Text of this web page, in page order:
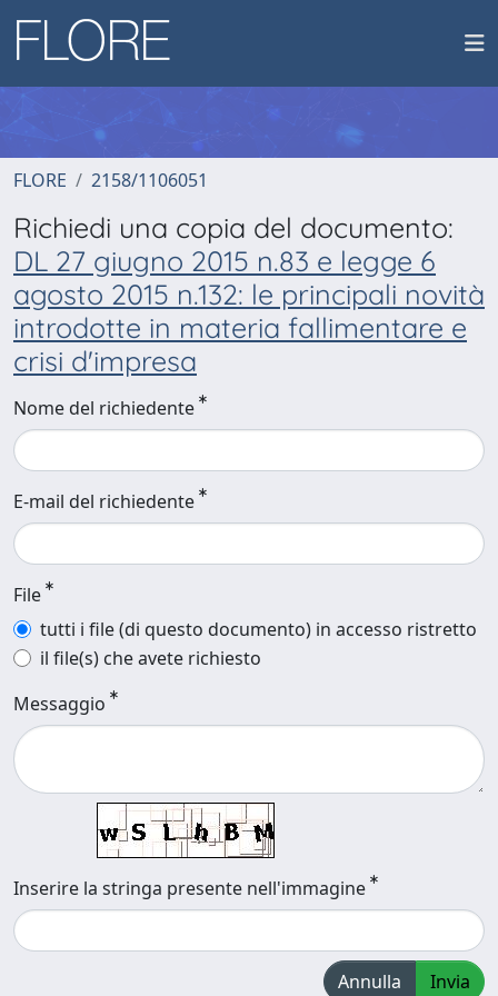
FLORE 2158/1106051
Richiedi una copia del documento:
DL 27 giugno 2015 n.83 e legge 6
agosto 2015 n.132: le principali novità
introdotte in materia fallimentare e
crisi d'impresa
Nome del richiedente
E-mail del richiedente
File
tutti i file (di questo documento) in accesso ristretto
il file(s) che avete richiesto
Messaggio
Inserire la stringa presente nell'immagine
Annulla Invia